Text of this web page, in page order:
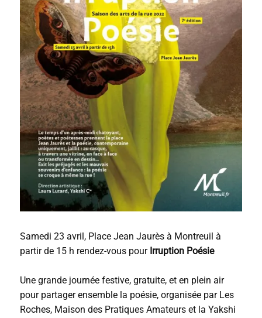
Samedi 23 avril, Place Jean Jaurès à Montreuil à
partir de 15 h rendez-vous pour Irruption Poésie
Une grande journée festive, gratuite, et en plein air
pour partager ensemble la poésie, organisée par Les
Roches, Maison des Pratiques Amateurs et la Yakshi